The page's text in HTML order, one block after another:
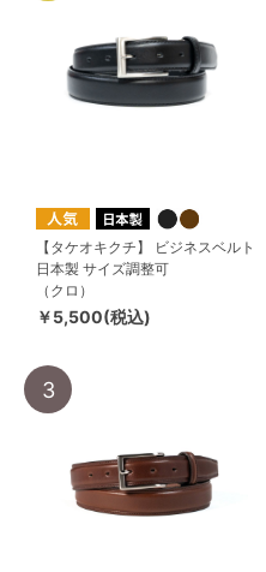
【タケオキクチ】 ビジネスベルト
日本製 サイズ調整可
（クロ）
￥5,500(税込)
3